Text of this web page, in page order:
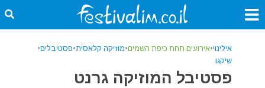
אילינוי•אירועים תחת כיפת השמים•מוזיקה קלאסית•פסטיבלים•
שיקגו
פסטיבל המוזיקה גרנט